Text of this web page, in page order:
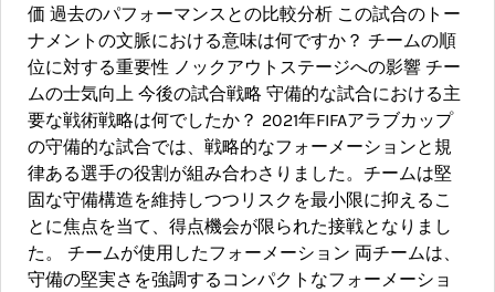
価 過去のパフォーマンスとの比較分析 この試合のトー
ナメントの文脈における意味は何ですか？ チームの順
位に対する重要性 ノックアウトステージへの影響 チー
ムの士気向上 今後の試合戦略 守備的な試合における主
要な戦術戦略は何でしたか？ 2021年FIFAアラブカップ
の守備的な試合では、戦略的なフォーメーションと規
律ある選手の役割が組み合わさりました。チームは堅
固な守備構造を維持しつつリスクを最小限に抑えるこ
とに焦点を当て、得点機会が限られた接戦となりまし
た。 チームが使用したフォーメーション 両チームは、
守備の堅実さを強調するコンパクトなフォーメーショ